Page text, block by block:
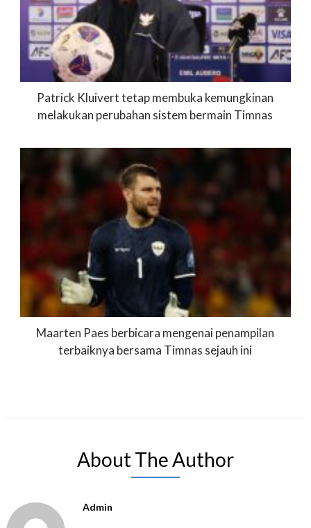
Patrick Kluivert tetap membuka kemungkinan
melakukan perubahan sistem bermain Timnas
Maarten Paes berbicara mengenai penampilan
terbaiknya bersama Timnas sejauh ini
About The Author
Admin